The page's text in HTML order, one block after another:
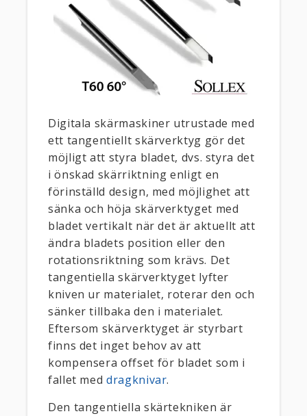
Digitala skärmaskiner utrustade med
ett tangentiellt skärverktyg gör det
möjligt att styra bladet, dvs. styra det
i önskad skärriktning enligt en
förinställd design, med möjlighet att
sänka och höja skärverktyget med
bladet vertikalt när det är aktuellt att
ändra bladets position eller den
rotationsriktning som krävs. Det
tangentiella skärverktyget lyfter
kniven ur materialet, roterar den och
sänker tillbaka den i materialet.
Eftersom skärverktyget är styrbart
finns det inget behov av att
kompensera offset för bladet som i
fallet meddragknivar.
Den tangentiella skärtekniken är